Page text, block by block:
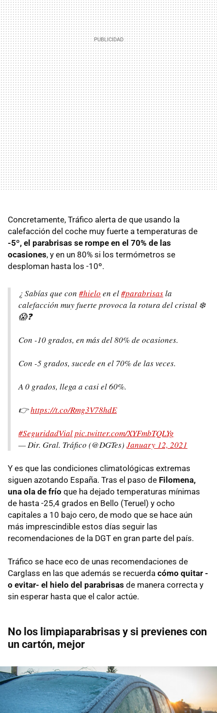
Concretamente, Tráfico alerta de que usando la
calefacción del coche muy fuerte a temperaturas de
-5º, el parabrisas se rompe en el 70% de las
ocasiones, y en un 80% si los termómetros se
desploman hasta los -10º.
¿ Sabías que con #hielo en el#parabrisasla
calefacción muy fuerte provoca la rotura del cristal ❄️
😱❓
Con -10 grados, en más del 80% de ocasiones.
Con -5 grados, sucede en el 70% de las veces.
A 0 grados, llega a casi el 60%.
👉https://t.co/Rmg3V78hdE
#SeguridadVialpic.twitter.com/XYFmbTQLYg
— Dir. Gral. Tráfico (@DGTes) January 12, 2021
Y es que las condiciones climatológicas extremas
siguen azotando España. Tras el paso de Filomena,
una ola de frío que ha dejado temperaturas mínimas
de hasta -25,4 grados en Bello (Teruel) y ocho
capitales a 10 bajo cero, de modo que se hace aún
más imprescindible estos días seguir las
recomendaciones de la DGT en gran parte del país.
Tráfico se hace eco de unas recomendaciones de
Carglass en las que además se recuerda cómo quitar -
o evitar- el hielo del parabrisas de manera correcta y
sin esperar hasta que el calor actúe.
No los limpiaparabrisas y si previenes con
un cartón, mejor